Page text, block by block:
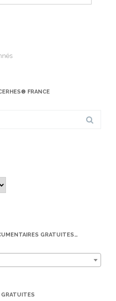
FRANCE
GRATUITES…
GRATUITES